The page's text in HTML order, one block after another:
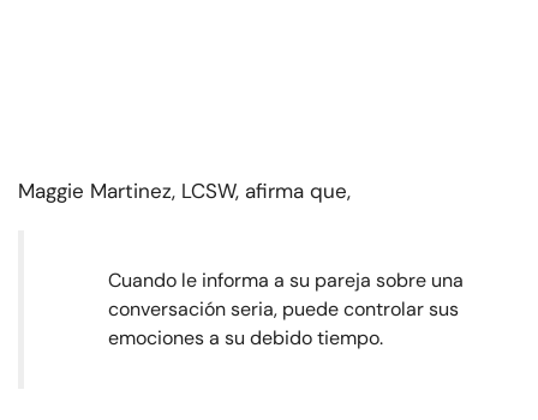
Maggie Martinez, LCSW, afirma que,
Cuando le informa a su pareja sobre una
conversación seria, puede controlar sus
emociones a su debido tiempo.